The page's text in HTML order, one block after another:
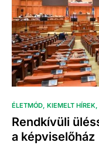
ÉLETMÓD KIEMELT HÍREK
Rendkívüli
a képviselőház